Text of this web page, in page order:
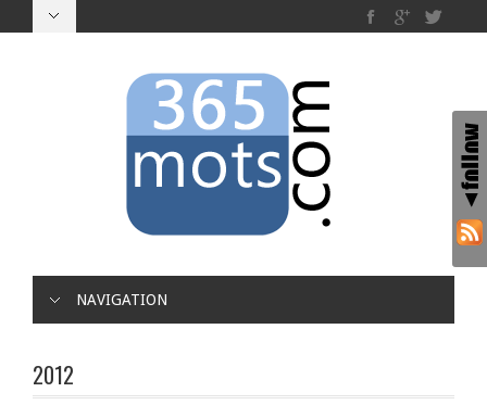
NAVIGATION
2012